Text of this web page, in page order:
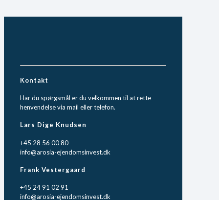
Kontakt
Har du spørgsmål er du velkommen til at rette
henvendelse via mail eller telefon.
Lars Dige Knudsen
+45 28 56 00 80
info@arosia-ejendomsinvest.dk
Frank Vestergaard
+45 24 91 02 91
info@arosia-ejendomsinvest.dk